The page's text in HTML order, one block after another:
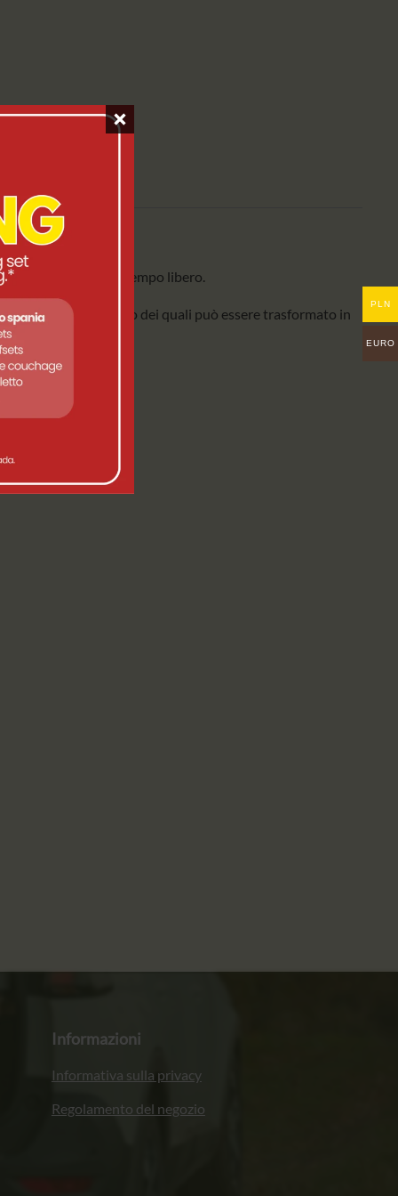
al lavoro o nel tempo libero.
indipendenti, uno dei quali può essere trasformato in
Informazioni
Informativa sulla privacy
Regolamento del negozio
PLN
EURO